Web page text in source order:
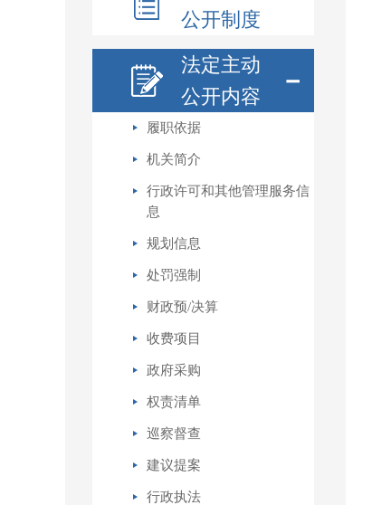
公开制度
法定主动
公开内容
－
履职依据
机关简介
行政许可和其他管理服务信
息
规划信息
处罚强制
财政预/决算
收费项目
政府采购
权责清单
巡察督查
建议提案
行政执法